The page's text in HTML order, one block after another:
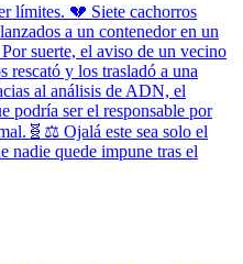
límites. 💔 Siete cachorros
a un contenedor en un
suerte, el aviso de un vecino
y los trasladó a una
al análisis de ADN, el
podría ser el responsable por
Ojalá este sea solo el
nadie quede impune tras el